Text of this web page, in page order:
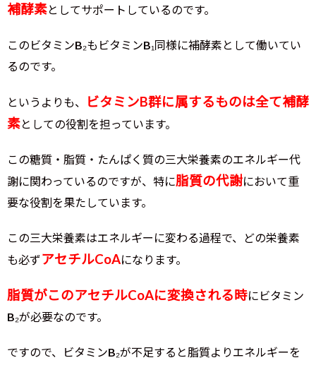
補酵素としてサポートしているのです。
このビタミンB₂もビタミンB₁同様に補酵素として働いてい
るのです。
というよりも、
ビタミンB群に属するものは全て補酵
素としての役割を担っています。
この糖質・脂質・たんぱく質の三大栄養素のエネルギー代
謝に関わっているのですが、特に脂質の代謝において重
要な役割を果たしています。
この三大栄養素はエネルギーに変わる過程で、どの栄養素
も必ずアセチルCoAになります。
脂質がこのアセチルCoAに変換される時にビタミン
B₂が必要なのです。
ですので、ビタミンB₂が不足すると脂質よりエネルギーを